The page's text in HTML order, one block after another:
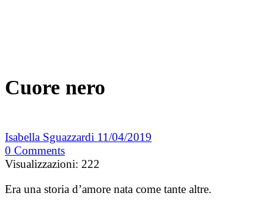
Cuore nero
Isabella Sguazzardi 11/04/2019
0 Comments
Visualizzazioni: 222
Era una storia d’amore nata come tante altre.